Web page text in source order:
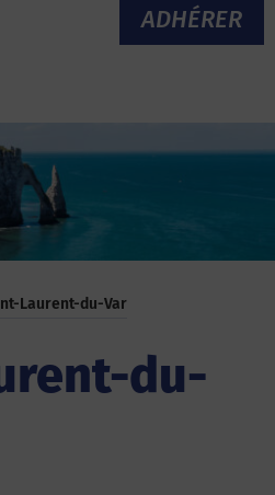
ADHÉRER
Laurent-du-Var
du-